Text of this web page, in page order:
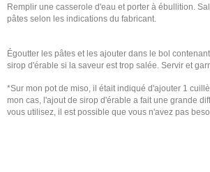
Remplir une casserole d'eau et porter à ébullition.
pâtes selon les indications du fabricant.
Égoutter les pâtes et les ajouter dans le bol
sirop d'érable si la saveur est trop salée. Servir et
*Sur mon pot de miso, il était indiqué d'ajouter 1
mon cas, l'ajout de sirop d'érable a fait une grande
vous utilisez, il est possible que vous n'avez pas